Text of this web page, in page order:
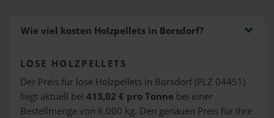
Wie viel kosten Holzpellets in Borsdorf?
LOSE HOLZPELLETS
Der Preis für lose Holzpellets in Borsdorf (PLZ 04451)
liegt aktuell bei 413,02 € pro Tonne bei einer
Bestellmenge von 6.000 kg. Den genauen Preis für Ihre